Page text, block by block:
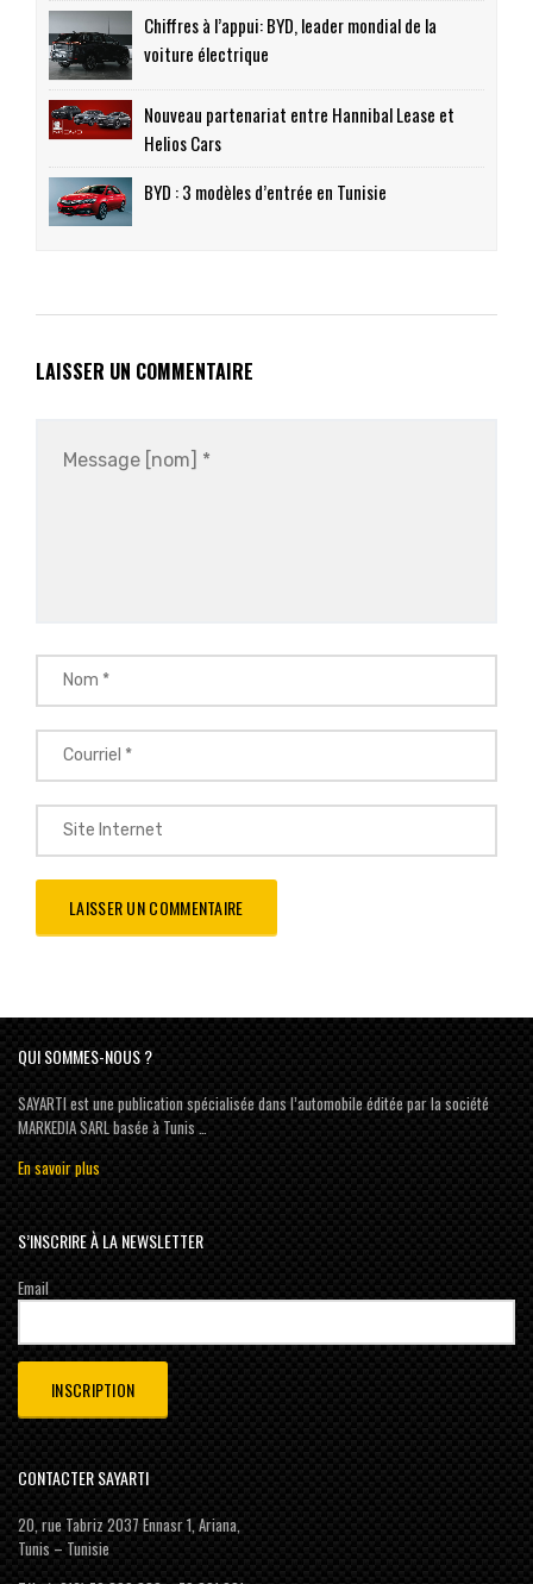
Chiffres à l’appui: BYD, leader mondial de la
voiture électrique
Nouveau partenariat entre Hannibal Lease et
Helios Cars
BYD : 3 modèles d’entrée en Tunisie
LAISSER UN COMMENTAIRE
QUI SOMMES-NOUS ?
SAYARTI est une publication spécialisée dans l’automobile éditée par la société
MARKEDIA SARL basée à Tunis …
En savoir plus
S’INSCRIRE À LA NEWSLETTER
Email
CONTACTER SAYARTI
20, rue Tabriz 2037 Ennasr 1, Ariana,
Tunis – Tunisie